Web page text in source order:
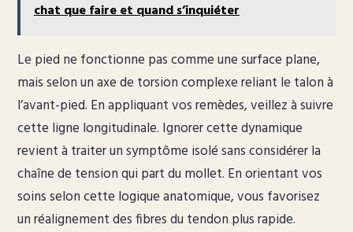
chat que faire et quand s’inquiéter
Le pied ne fonctionne pas comme une surface plane,
mais selon un axe de torsion complexe reliant le talon à
l’avant-pied. En appliquant vos remèdes, veillez à suivre
cette ligne longitudinale. Ignorer cette dynamique
revient à traiter un symptôme isolé sans considérer la
chaîne de tension qui part du mollet. En orientant vos
soins selon cette logique anatomique, vous favorisez
un réalignement des fibres du tendon plus rapide.